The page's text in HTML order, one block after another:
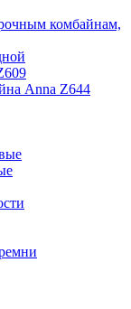
комбайнам,
Anna Z644